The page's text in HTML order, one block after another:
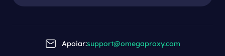
oading Proxy Servers
Apoiar:support@omegaproxy.com